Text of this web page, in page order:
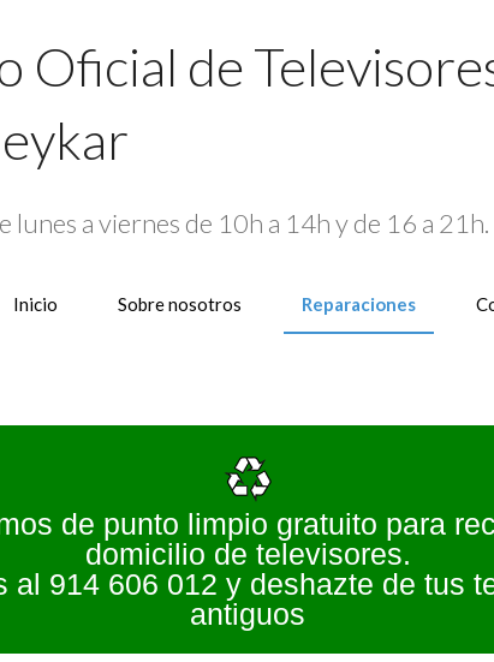
Oficial de
lunes a viernes de 10h a 14h y de 16 a
Inicio Sobre nosotros Reparaciones
de punto limpio gratuito para
domicilio de televisores.
al 914 606 012 y deshazte de tus
antiguos